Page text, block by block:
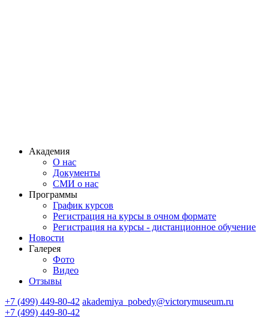
Академия
О нас
Документы
СМИ о нас
Программы
График курсов
Регистрация на курсы в очном формате
Регистрация на курсы - дистанционное обучение
Новости
Галерея
Фото
Видео
Отзывы
+7 (499) 449-80-42 akademiya_pobedy@victorymuseum.ru
+7 (499) 449-80-42